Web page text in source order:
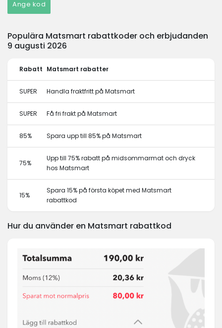
Ange kod
Populära Matsmart rabattkoder och erbjudanden
9 augusti 2026
Rabatt Matsmart rabatter
SUPER Handla fraktfritt på Matsmart
SUPER Få fri frakt på Matsmart
85% Spara upp till 85% på Matsmart
75%
Upp till 75% rabatt på midsommarmat och dryck
hos Matsmart
15%
Spara 15% på första köpet med Matsmart
rabattkod
Hur du använder en Matsmart rabattkod